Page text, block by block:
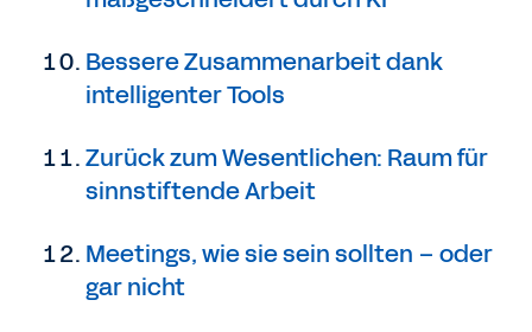
Bessere Zusammenarbeit dank
intelligenter Tools
Zurück zum Wesentlichen: Raum für
sinnstiftende Arbeit
Meetings, wie sie sein sollten – oder
gar nicht